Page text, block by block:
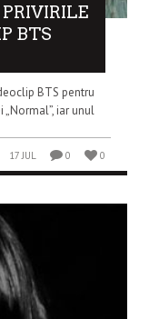
BTS
BTS pentru
iar unul
17 JUL 0 0